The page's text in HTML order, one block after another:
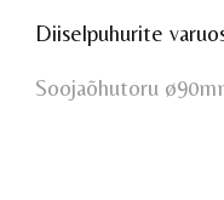
Diiselpuhurite
Soojaõhutoru